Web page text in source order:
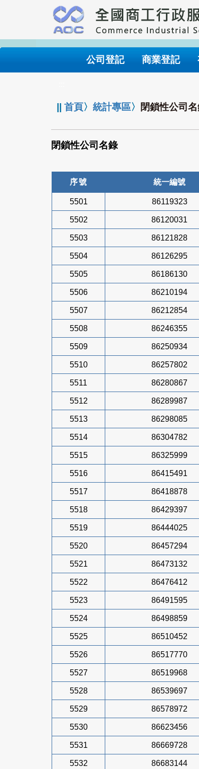
要
內
公司登記 商業登記
||首頁〉統計專區〉 閉鎖性公司
閉鎖性公司名錄
序號 統一編號
5501 86119323
5502 86120031
5503 86121828
5504 86126295
5505 86186130
5506 86210194
5507 86212854
5508 86246355
5509 86250934
5510 86257802
5511 86280867
5512 86289987
5513 86298085
5514 86304782
5515 86325999
5516 86415491
5517 86418878
5518 86429397
5519 86444025
5520 86457294
5521 86473132
5522 86476412
5523 86491595
5524 86498859
5525 86510452
5526 86517770
5527 86519968
5528 86539697
5529 86578972
5530 86623456
5531 86669728
5532 86683144